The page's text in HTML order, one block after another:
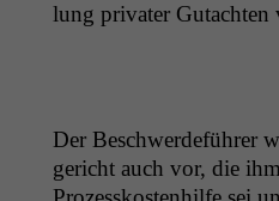
lung pri­vater Gutacht­en
Der Beschw­erde­führer
gericht auch vor, die